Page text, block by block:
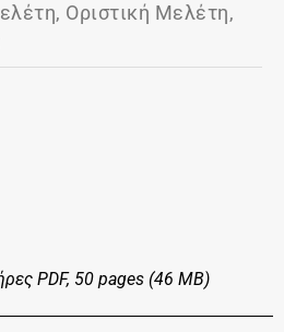
Οριστική Μελέτη,
PDF, 50 pages (46 MΒ)